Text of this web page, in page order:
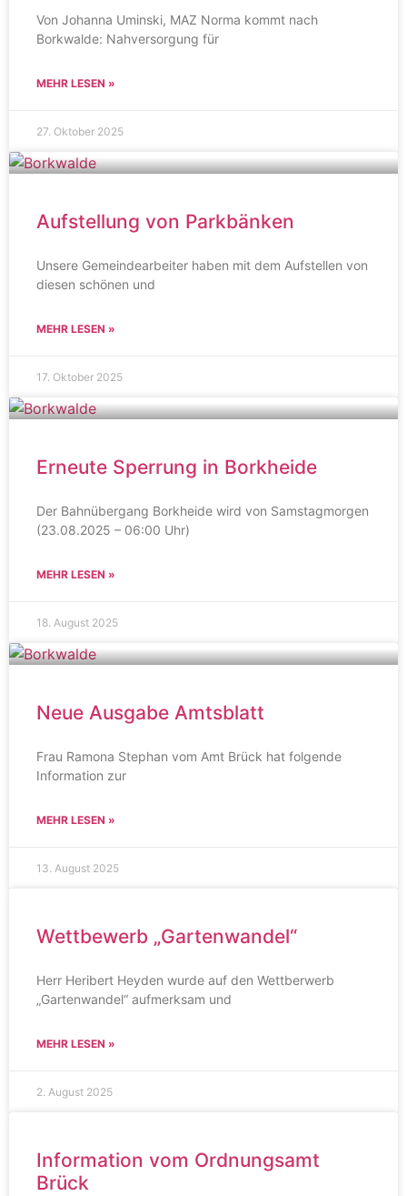
Von Johanna Uminski, MAZ Norma kommt nach
Borkwalde: Nahversorgung für
MEHR LESEN »
27. Oktober 2025
Aufstellung von Parkbänken
Unsere Gemeindearbeiter haben mit dem Aufstellen von
diesen schönen und
MEHR LESEN »
17. Oktober 2025
Erneute Sperrung in Borkheide
Der Bahnübergang Borkheide wird von Samstagmorgen
(23.08.2025 – 06:00 Uhr)
MEHR LESEN »
18. August 2025
Neue Ausgabe Amtsblatt
Frau Ramona Stephan vom Amt Brück hat folgende
Information zur
MEHR LESEN »
13. August 2025
Wettbewerb „Gartenwandel“
Herr Heribert Heyden wurde auf den Wettberwerb
„Gartenwandel“ aufmerksam und
MEHR LESEN »
2. August 2025
Information vom Ordnungsamt
Brück